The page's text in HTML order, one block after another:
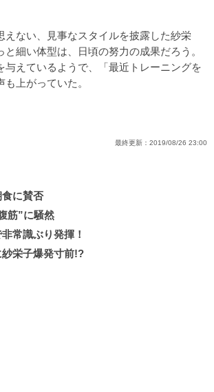
ない、見事なスタイルを披露した紗栄
細い体型は、日頃の努力の成果だろう。
与えているようで、「最近トレーニングを
上がっていた。
最終更新： 2019/08/26 23:00
に賛否
筋”に騒然
常識ぶり発揮！
栄子爆発寸前!?